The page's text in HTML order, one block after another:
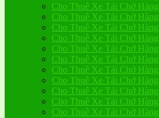
Cho Thuê Xe Tải Chở
Cho Thuê Xe Tải Chở
Cho Thuê Xe Tải Chở
Cho Thuê Xe Tải Chở
Cho Thuê Xe Tải Chở
Cho Thuê Xe Tải Chở
Cho Thuê Xe Tải Chở
Cho Thuê Xe Tải Chở
Cho Thuê Xe Tải Chở
Cho Thuê Xe Tải Chở
Cho Thuê Xe Tải Chở